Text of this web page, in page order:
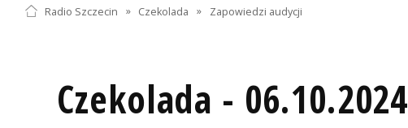
Radio Szczecin » Czekolada » Zapowiedzi audycji
Czekolada - 06.10.2024